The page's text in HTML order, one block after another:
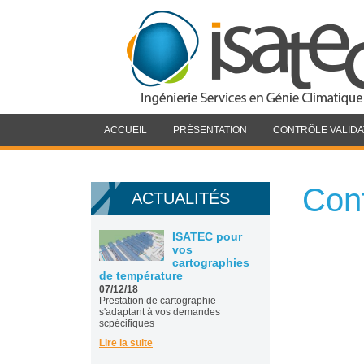
ACCUEIL PRÉSENTATION CONTRÔLE
ACTUALITÉS
ISATEC Recrute
07/12/18
Recrutement en
cours d'un technicien d'essais
ISATEC pour
cartographies
de température
Prestation de cartographie
s'adaptant à vos demandes
scpécifiques
Lire la suite